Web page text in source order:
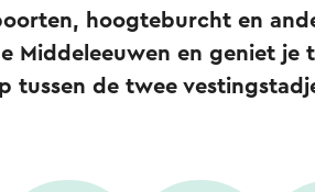
hoogteburcht en
Middeleeuwen en geniet je
tussen de twee